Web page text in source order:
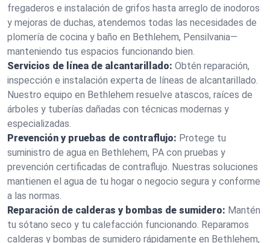
fregaderos e instalación de grifos hasta arreglo de inodoros
y mejoras de duchas, atendemos todas las necesidades de
plomería de cocina y baño en Bethlehem, Pensilvania—
manteniendo tus espacios funcionando bien.
Servicios de línea de alcantarillado: Obtén reparación,
inspección e instalación experta de líneas de alcantarillado.
Nuestro equipo en Bethlehem resuelve atascos, raíces de
árboles y tuberías dañadas con técnicas modernas y
especializadas.
Prevención y pruebas de contraflujo: Protege tu
suministro de agua en Bethlehem, PA con pruebas y
prevención certificadas de contraflujo. Nuestras soluciones
mantienen el agua de tu hogar o negocio segura y conforme
a las normas.
Reparación de calderas y bombas de sumidero: Mantén
tu sótano seco y tu calefacción funcionando. Reparamos
calderas y bombas de sumidero rápidamente en Bethlehem,